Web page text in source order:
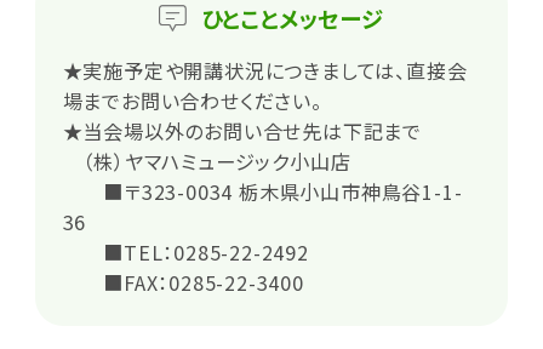
ひとことメッセージ
★実施予定や開講状況につきましては、直接会
場までお問い合わせください。
★当会場以外のお問い合せ先は下記まで
（株）ヤマハミュージック小山店
■〒323-0034 栃木県小山市神鳥谷1-1-
36
■TEL：0285-22-2492
■FAX：0285-22-3400